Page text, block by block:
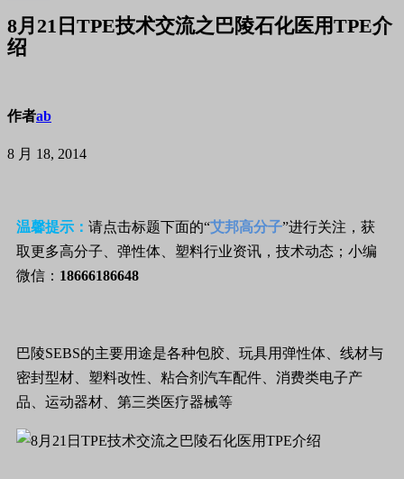
8月21日TPE技术交流之巴陵石化医用TPE介
绍
作者ab
8 月 18, 2014
温馨提示： 请点击标题下面的“艾邦高分子”进行关注，获
取更多高分子、弹性体、塑料行业资讯，技术动态；小编
微信： 18666186648
巴陵SEBS的主要用途是各种包胶、玩具用弹性体、线材与
密封型材、塑料改性、粘合剂汽车配件、消费类电子产
品、运动器材、第三类医疗器械等